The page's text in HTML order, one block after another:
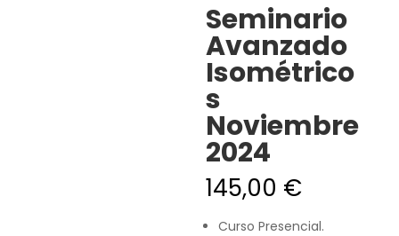
Seminario
Avanzado
Isométrico
s
Noviembre
2024
145,00 €
Curso Presencial.